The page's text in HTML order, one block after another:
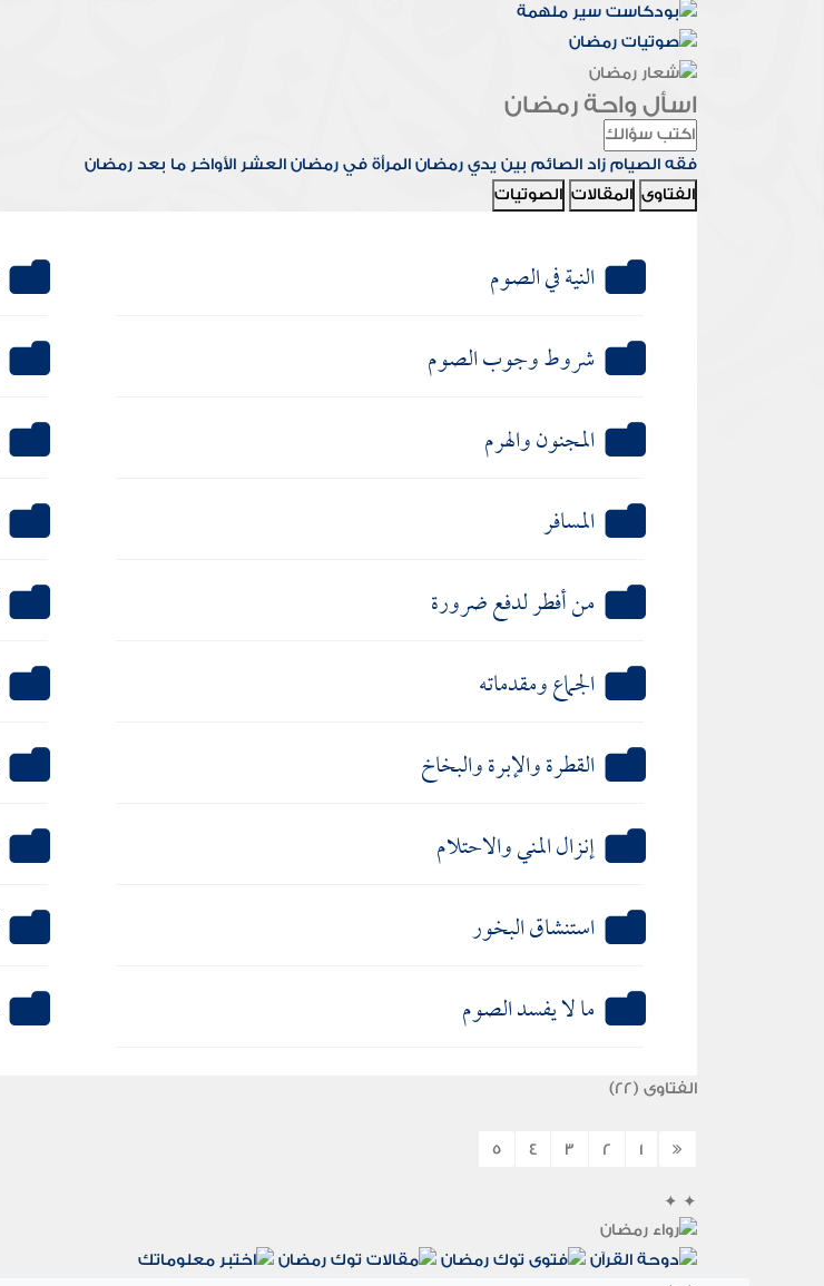
اسأل واحة رمضان
فقه الصيام زاد الصائم بين يدي رمضان المرأة في رمضان العشر الأواخر ما بعد رمضان
الفتاوى المقالات الصوتيات
النية في الصوم
شروط وجوب الصوم
المجنون والهرم
المسافر
من أفطر لدفع ضرورة
الجماع ومقدماته
القطرة والإبرة والبخاخ
إنزال المني والاحتلام
استنشاق البخور
ما لا يفسد الصوم
الفتاوى (22)
1
2
3
4
5
✦
✦